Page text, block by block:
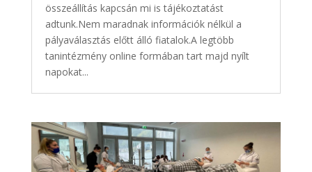
összeállítás kapcsán mi is tájékoztatást
adtunk.Nem maradnak információk nélkül a
pályaválasztás előtt álló fiatalok.A legtöbb
tanintézmény online formában tart majd nyílt
napokat...